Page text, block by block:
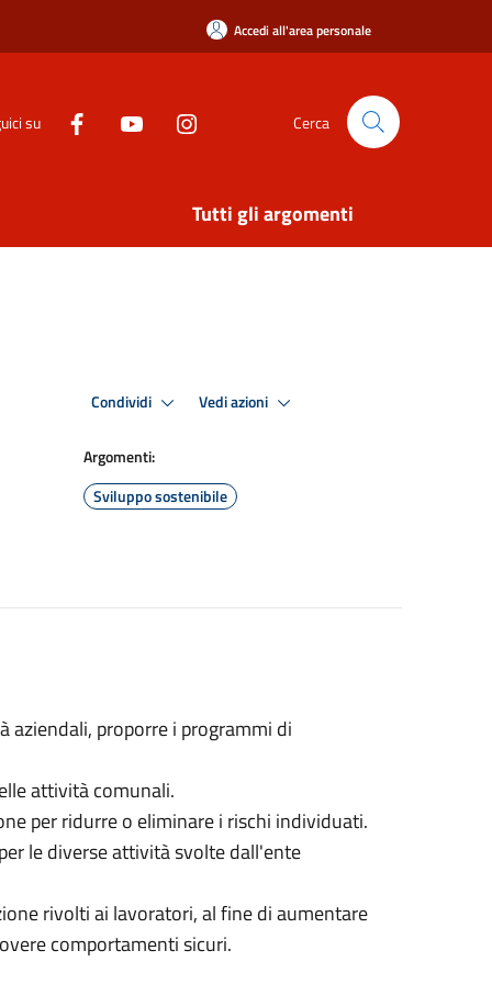
Accedi all'area personale
su Cerca
Tutti gli argomenti
Condividi Vedi azioni
Argomenti:
Sviluppo sostenibile
aziendali, proporre i programmi di
attività comunali.
per ridurre o eliminare i rischi individuati.
le diverse attività svolte dall'ente
rivolti ai lavoratori, al fine di aumentare
comportamenti sicuri.